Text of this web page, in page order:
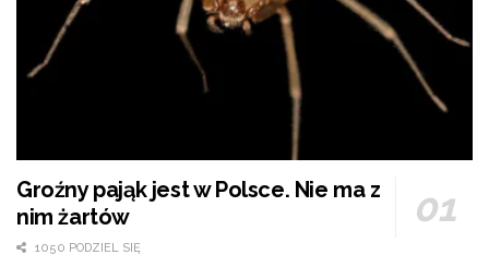
Groźny pająk jest w Polsce. Nie ma z
nim żartów
1050 PODZIEL SIĘ